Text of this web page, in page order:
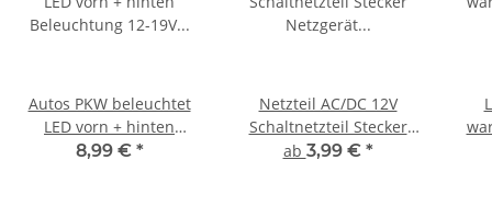
Autos PKW beleuchtet
LED vorn + hinten
Beleuchtung 12-19V für
8,99 € *
Netzteil AC/DC 12V
Schaltnetzteil Stecker
Netzgerät 0,5A 1A 2A 3A
ab 3,99 € *